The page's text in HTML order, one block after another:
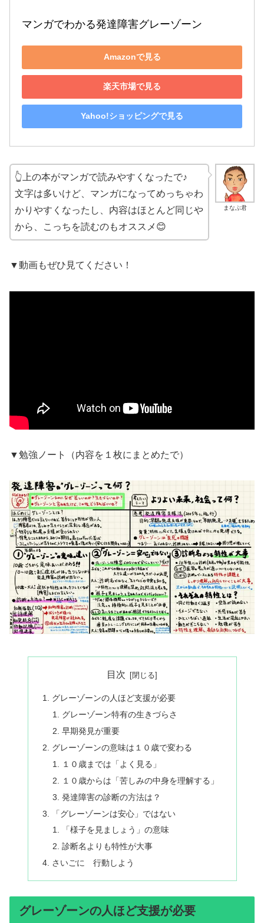
マンガでわかる発達障害グレーゾーン
Amazonで見る
楽天市場で見る
Yahoo!ショッピングで見る
まなぶ君
👆上の本がマンガで読みやすくなったで♪
文字は多いけど、マンガになってめっちゃわ
かりやすくなったし、内容はほとんど同じや
から、こっちを読むのもオススメ😊
▼動画もぜひ見てください！
▼勉強ノート（内容を１枚にまとめたで）
目次
グレーゾーンの人ほど支援が必要
グレーゾーン特有の生きづらさ
早期発見が重要
グレーゾーンの意味は１０歳で変わる
１０歳までは「よく見る」
１０歳からは「苦しみの中身を理解する」
発達障害の診断の方法は？
「グレーゾーンは安心」ではない
「様子を見ましょう」の意味
診断名よりも特性が大事
さいごに 行動しよう
グレーゾーンの人ほど支援が必要